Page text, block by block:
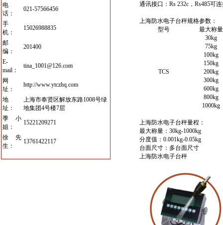
电
话：
021-57566456
手
机：
15026988835
邮
编：
201400
E-
mail：
tina_1001@126.com
网
址：
http://www.ytczhq.com
地
址：
上海市奉贤区解放东路1008号绿
地集团4号楼7层
季小
姐：
15221209271
徐先
生：
13761422117
通讯接口：Rs 232c，Rs485可
上海防水电子台秤规格参数：
型号
最大称量
TCS
30kg
75kg
100kg
150kg
200kg
300kg
600kg
800kg
1000kg
上海防水电子台秤量程：
最大称量：30kg-1000kg
分度值：0.001kg-0.05kg
台面尺寸：多台面尺寸
上海防水电子台秤